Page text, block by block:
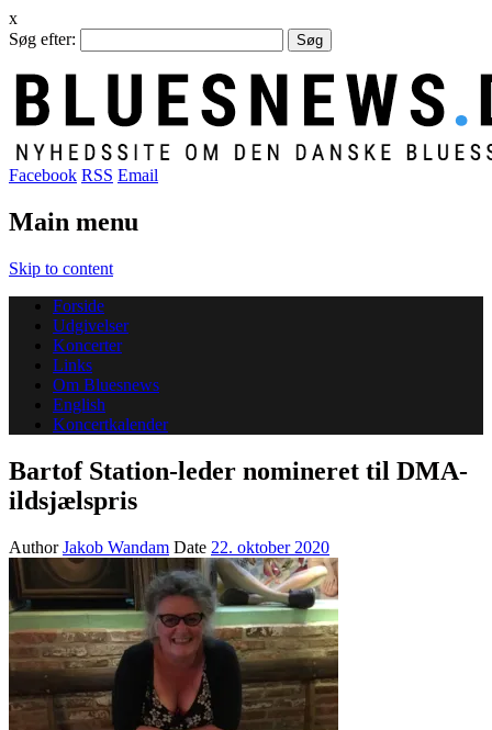
x
Søg efter:
Facebook RSS Email
Main menu
Skip to content
Forside
Udgivelser
Koncerter
Links
Om Bluesnews
English
Koncertkalender
Bartof Station-leder nomineret til DMA-
ildsjælspris
AuthorJakob Wandam Date 22. oktober 2020